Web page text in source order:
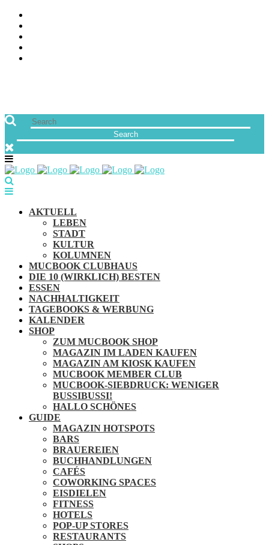
AKTUELL
LEBEN
STADT
KULTUR
KOLUMNEN
MUCBOOK CLUBHAUS
DIE 10 (WIRKLICH) BESTEN
ESSEN
NACHHALTIGKEIT
TAGEBOOKS & WERBUNG
KALENDER
SHOP
ZUM MUCBOOK SHOP
MAGAZIN IM LADEN KAUFEN
MAGAZIN AM KIOSK KAUFEN
MUCBOOK MEMBER CLUB
MUCBOOK-SIEBDRUCK: WENIGER
BUSSIBUSSI!
HALLO SCHÖNES
GUIDE
MAGAZIN HOTSPOTS
BARS
BRAUEREIEN
BUCHHANDLUNGEN
CAFÉS
COWORKING SPACES
EISDIELEN
FITNESS
HOTELS
POP-UP STORES
RESTAURANTS